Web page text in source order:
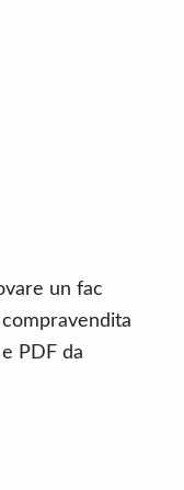
un fac
PDF da